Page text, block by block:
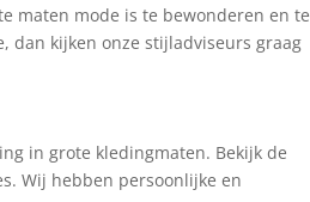
maten mode is te bewonderen en te
dan kijken onze stijladviseurs graag
in grote kledingmaten. Bekijk de
Wij hebben persoonlijke en